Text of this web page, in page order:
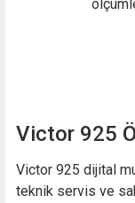
Victor 925
Victor 925 dijital
teknik servis ve